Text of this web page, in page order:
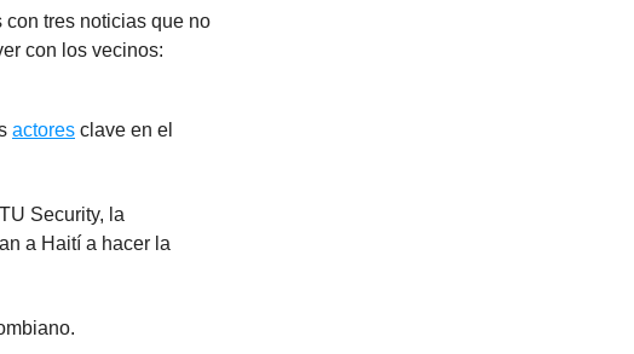
tres noticias que no
con los vecinos:
actores clave en el
Security, la
a Haití a hacer la